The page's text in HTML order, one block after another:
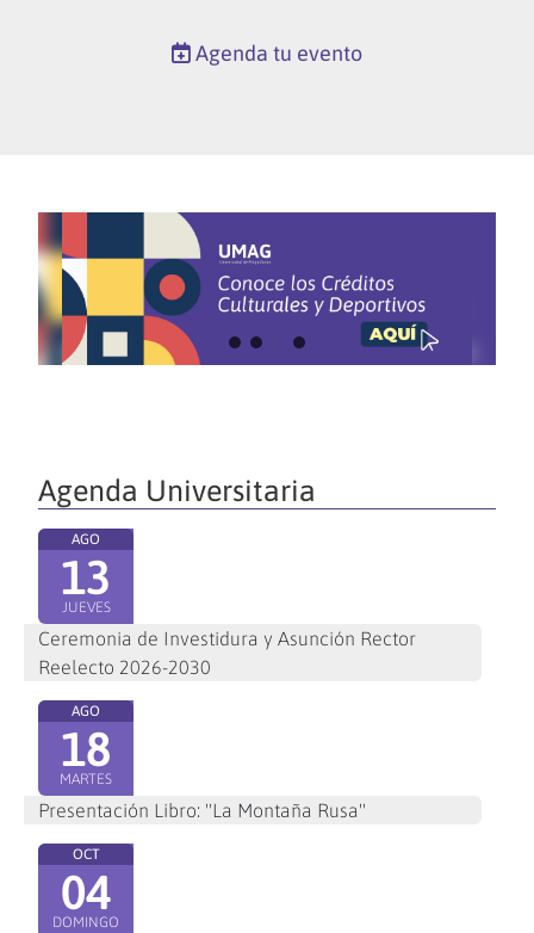
Agenda tu evento
Agenda Universitaria
AGO
13
JUEVES
Ceremonia de Investidura y Asunción Rector
Reelecto 2026-2030
AGO
18
MARTES
Presentación Libro: "La Montaña Rusa"
OCT
04
DOMINGO